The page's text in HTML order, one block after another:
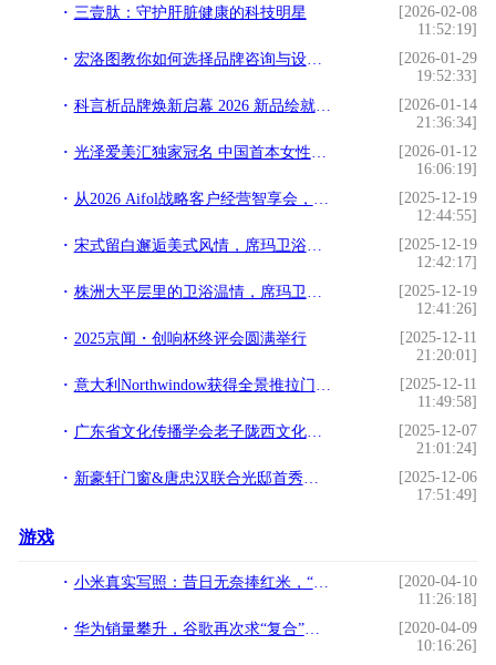
三壹肽：守护肝脏健康的科技明星
[2026-02-08
11:52:19]
宏洛图教你如何选择品牌咨询与设计伙伴？理性视角下的专业参考
[2026-01-29
19:52:33]
科言析品牌焕新启幕 2026 新品绘就精准护肤新篇
[2026-01-14
21:36:34]
光泽爱美汇独家冠名 中国首本女性财富杂志《中国榜样女性》3月18日全球首发
[2026-01-12
16:06:19]
从2026 Aifol战略客户经营智享会，看埃飞灵的战略突围与代际传承
[2025-12-19
12:44:55]
宋式留白邂逅美式风情，席玛卫浴在克拉玛依写就家的温情
[2025-12-19
12:42:17]
株洲大平层里的卫浴温情，席玛卫浴与设计师的完美邂逅
[2025-12-19
12:41:26]
2025京闻・创响杯终评会圆满举行
[2025-12-11
21:20:01]
意大利Northwindow获得全景推拉门行业首个缓冲刹车技术
[2025-12-11
11:49:58]
广东省文化传播学会老子陇西文化研究专业委员会首届理事会议圆满召开
[2025-12-07
21:01:24]
新豪轩门窗&唐忠汉联合光邸首秀广州设计周，开启光影空间的艺术之旅
[2025-12-06
17:51:49]
游戏
小米真实写照：昔日无奈捧红米，“而今迈步从头越”
[2020-04-10
11:26:18]
华为销量攀升，谷歌再次求“复合”，申请恢复服务
[2020-04-09
10:16:26]